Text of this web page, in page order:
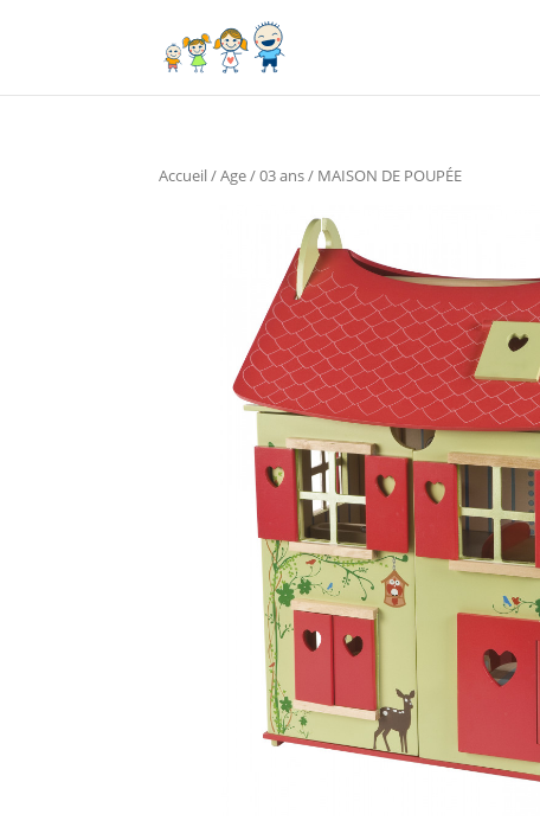
Accueil/Age/03 ans/ MAISON DE POUPÉE